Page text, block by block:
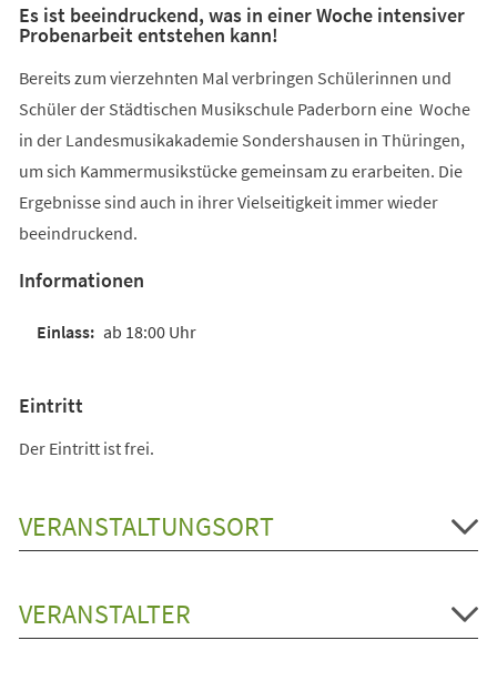
Es ist beeindruckend, was in einer Woche intensiver
Probenarbeit entstehen kann!
Bereits zum vierzehnten Mal verbringen Schülerinnen und
Schüler der Städtischen Musikschule Paderborn eine Woche
in der Landesmusikakademie Sondershausen in Thüringen,
um sich Kammermusikstücke gemeinsam zu erarbeiten. Die
Ergebnisse sind auch in ihrer Vielseitigkeit immer wieder
beeindruckend.
Informationen
ab 18:00 Uhr
Eintritt
Der Eintritt ist frei.
VERANSTALTUNGSORT
VERANSTALTER